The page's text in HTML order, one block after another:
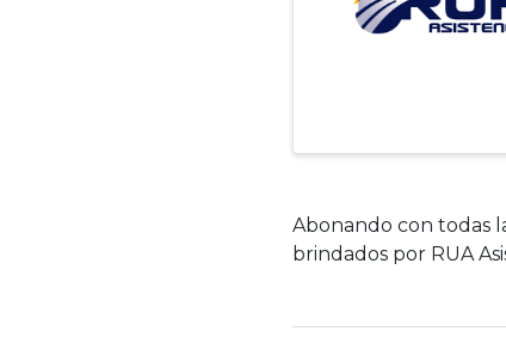
Abonando con todas
brindados por RUA